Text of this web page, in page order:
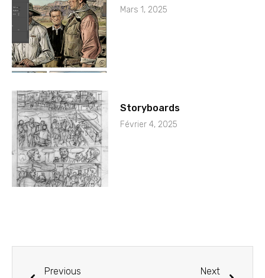
Mars 1, 2025
Storyboards
Février 4, 2025
Previous Next